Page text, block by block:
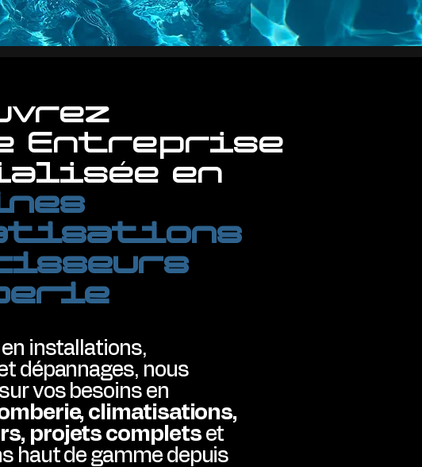
Entreprise
en
installations,
dépannages, nous
vos besoins en
climatisations,
projets completset
haut de gamme depuis